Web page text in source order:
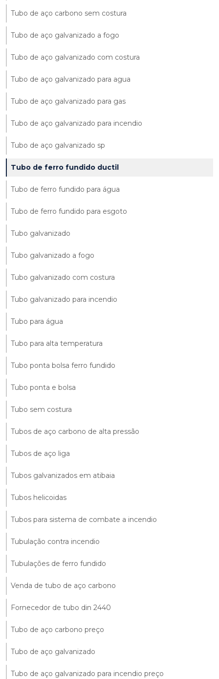
Tubo de aço carbono sem costura
Tubo de aço galvanizado a fogo
Tubo de aço galvanizado com costura
Tubo de aço galvanizado para agua
Tubo de aço galvanizado para gas
Tubo de aço galvanizado para incendio
Tubo de aço galvanizado sp
Tubo de ferro fundido ductil
Tubo de ferro fundido para água
Tubo de ferro fundido para esgoto
Tubo galvanizado
Tubo galvanizado a fogo
Tubo galvanizado com costura
Tubo galvanizado para incendio
Tubo para água
Tubo para alta temperatura
Tubo ponta bolsa ferro fundido
Tubo ponta e bolsa
Tubo sem costura
Tubos de aço carbono de alta pressão
Tubos de aço liga
Tubos galvanizados em atibaia
Tubos helicoidas
Tubos para sistema de combate a incendio
Tubulação contra incendio
Tubulações de ferro fundido
Venda de tubo de aço carbono
Fornecedor de tubo din 2440
Tubo de aço carbono preço
Tubo de aço galvanizado
Tubo de aço galvanizado para incendio preço